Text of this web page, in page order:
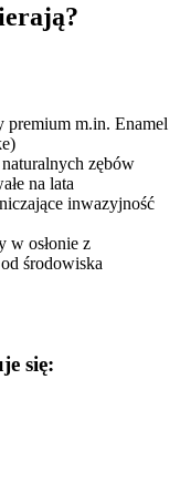
premium m.in. Enamel
zębów
na lata
inwazyjność
w osłonie z
środowiska
się: